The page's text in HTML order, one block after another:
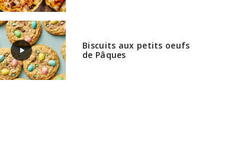
Biscuits aux petits oeufs
de Pâques